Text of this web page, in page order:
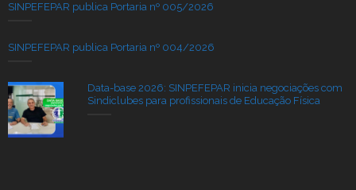
SINPEFEPAR publica Portaria nº 005/2026
SINPEFEPAR publica Portaria nº 004/2026
Data-base 2026: SINPEFEPAR inicia negociações com
Sindiclubes para profissionais de Educação Física